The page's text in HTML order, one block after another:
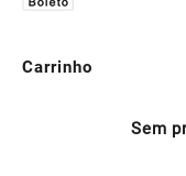
Carrinho
Sem